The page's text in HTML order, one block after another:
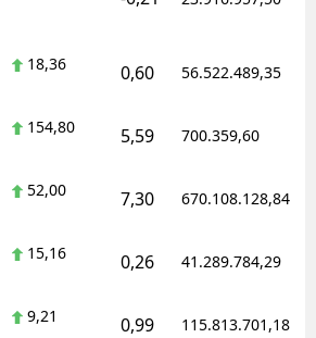
18,36 0,60 56.522.489,35
154,80 5,59 700.359,60
52,00 7,30 670.108.128,84
15,16 0,26 41.289.784,29
9,21 0,99 115.813.701,18